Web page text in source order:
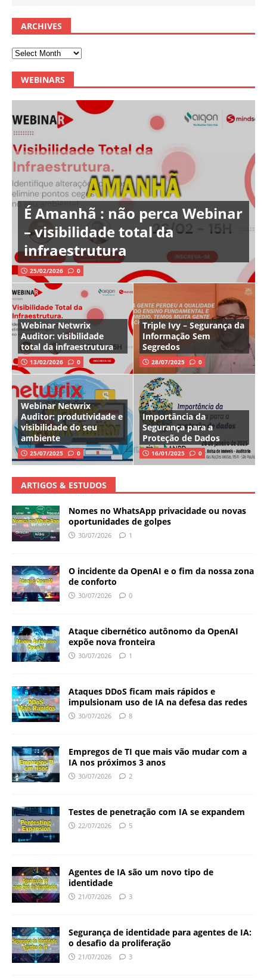
ARCHIVES
WEBINARS
É Amanhã : não perca Webinar
– visibilidade total da
infraestrutura
25/02/2026 0
Webinar Netwrix
Auditor: visibilidade
total da infraestrutura
13/02/2026 0
Triple Ivy – Segurança da
Informação Sem
Segredos
28/07/2025 0
Webinar Netwrix
Auditor: produtividade e
visibilidade do seu
ambiente
25/07/2025 0
Importância da
Segurança para a
Proteção de Dados
16/01/2025 0
ARTIGOS & ESTUDOS
Nomes no WhatsApp privacidade ou novas
oportunidades de golpes
30/07/2026 1
O incidente da OpenAI e o fim da nossa zona
de conforto
30/07/2026 0
Ataque cibernético autônomo da OpenAI
expõe nova fronteira
30/07/2026 1
Ataques DDoS ficam mais rápidos e
impulsionam uso de IA na defesa das redes
30/07/2026 8
Empregos de TI que mais vão mudar com a
IA nos próximos 3 anos
30/07/2026 2
Testes de penetração com IA se expandem
22/07/2026 5
Agentes de IA são um novo tipo de
identidade
21/07/2026 3
Segurança de identidade para agentes de IA:
o desafio da proliferação
21/07/2026 3